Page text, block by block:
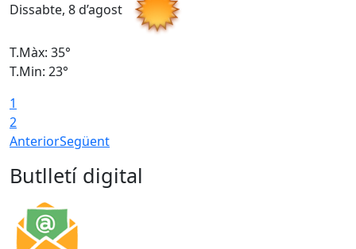
Dissabte, 8 d’agost
T.Màx: 35°
T.Min: 23°
1
2
AnteriorSegüent
Butlletí digital